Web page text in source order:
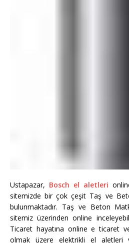
Ustapazar, Bosch el aletleri
sitemizde bir çok çeşit Taş ve
bulunmaktadır. Taş ve Beton
sitemiz üzerinden online
Ticaret hayatına online e ticaret
olmak üzere elektrikli el aletleri